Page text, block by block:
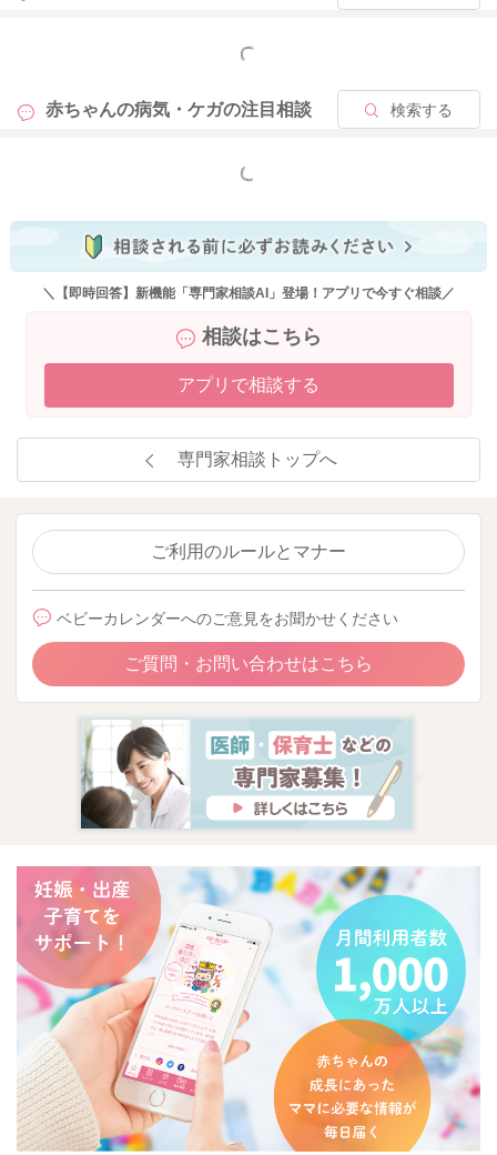
もっと見る
赤ちゃんの病気・ケガの注目相談 検索する
もっと見る
＼【即時回答】新機能「専門家相談AI」登場！アプリで今すぐ相談／
相談はこちら
アプリで相談する
専門家相談トップへ
ご利用のルールとマナー
ベビーカレンダーへのご意見をお聞かせください
ご質問・お問い合わせはこちら